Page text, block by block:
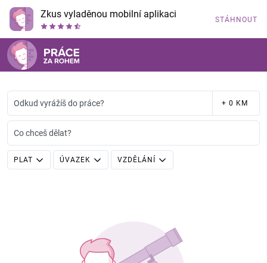
Zkus vyladěnou mobilní aplikaci STÁHNOUT
Odkud vyrážíš do práce? + 0 KM
Co chceš dělat?
PLAT ÚVAZEK VZDĚLÁNÍ